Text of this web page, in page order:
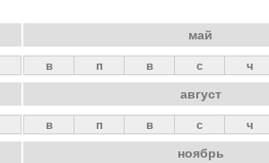
май
в п в с ч
август
в п в с ч
ноябрь